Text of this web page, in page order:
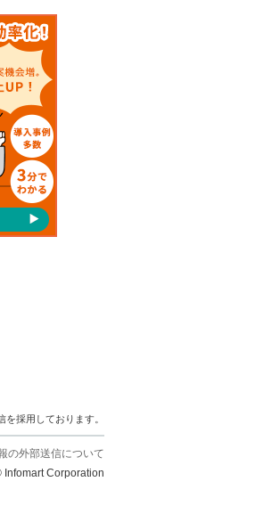
採用しております。
の外部送信について
Infomart Corporation